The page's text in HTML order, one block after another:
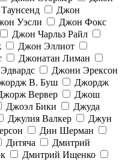
Джон
Уэсли
Джон Фокс
Джон Чарльз Райл
Джон Эллиот
Джонатан Лиман
Джони Эрексон
В. Буш
Джордж
Вервер
Джош
Джоэл Бики
Джуда
Джулия Валкер
Джун
Дин Шерман
Дитяча
Дмитрий
Дмитрий Ищенко